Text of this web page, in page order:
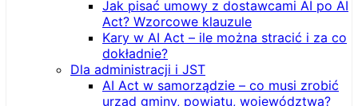
Jak pisać umowy z dostawcami AI po AI
Act? Wzorcowe klauzule
Kary w AI Act – ile można stracić i za co
dokładnie?
Dla administracji i JST
AI Act w samorządzie – co musi zrobić
urząd gminy, powiatu, województwa?